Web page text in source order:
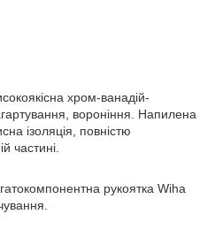
хром-ванадій-
вороніння. Напилена
ізоляція, повністю
частині.
рукоятка Wiha